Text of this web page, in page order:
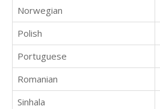
Norwegian
Polish
Portuguese
Romanian
Sinhala